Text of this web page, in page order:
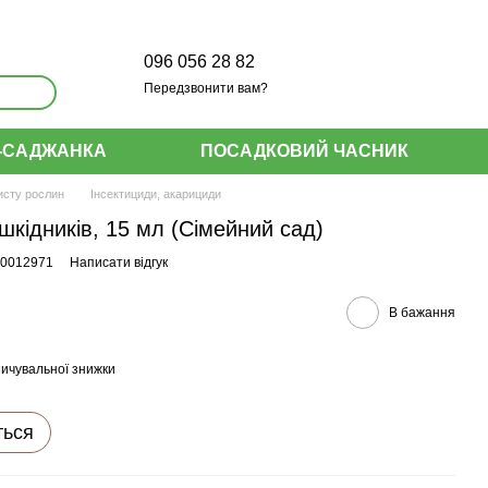
096 056 28 82
Передзвонити вам?
САДЖАНКА ПОСАДКОВИЙ ЧАСНИК
рослин Інсектициди, акарициди
15 мл (Сімейний сад)
Написати відгук
В бажання
знижки